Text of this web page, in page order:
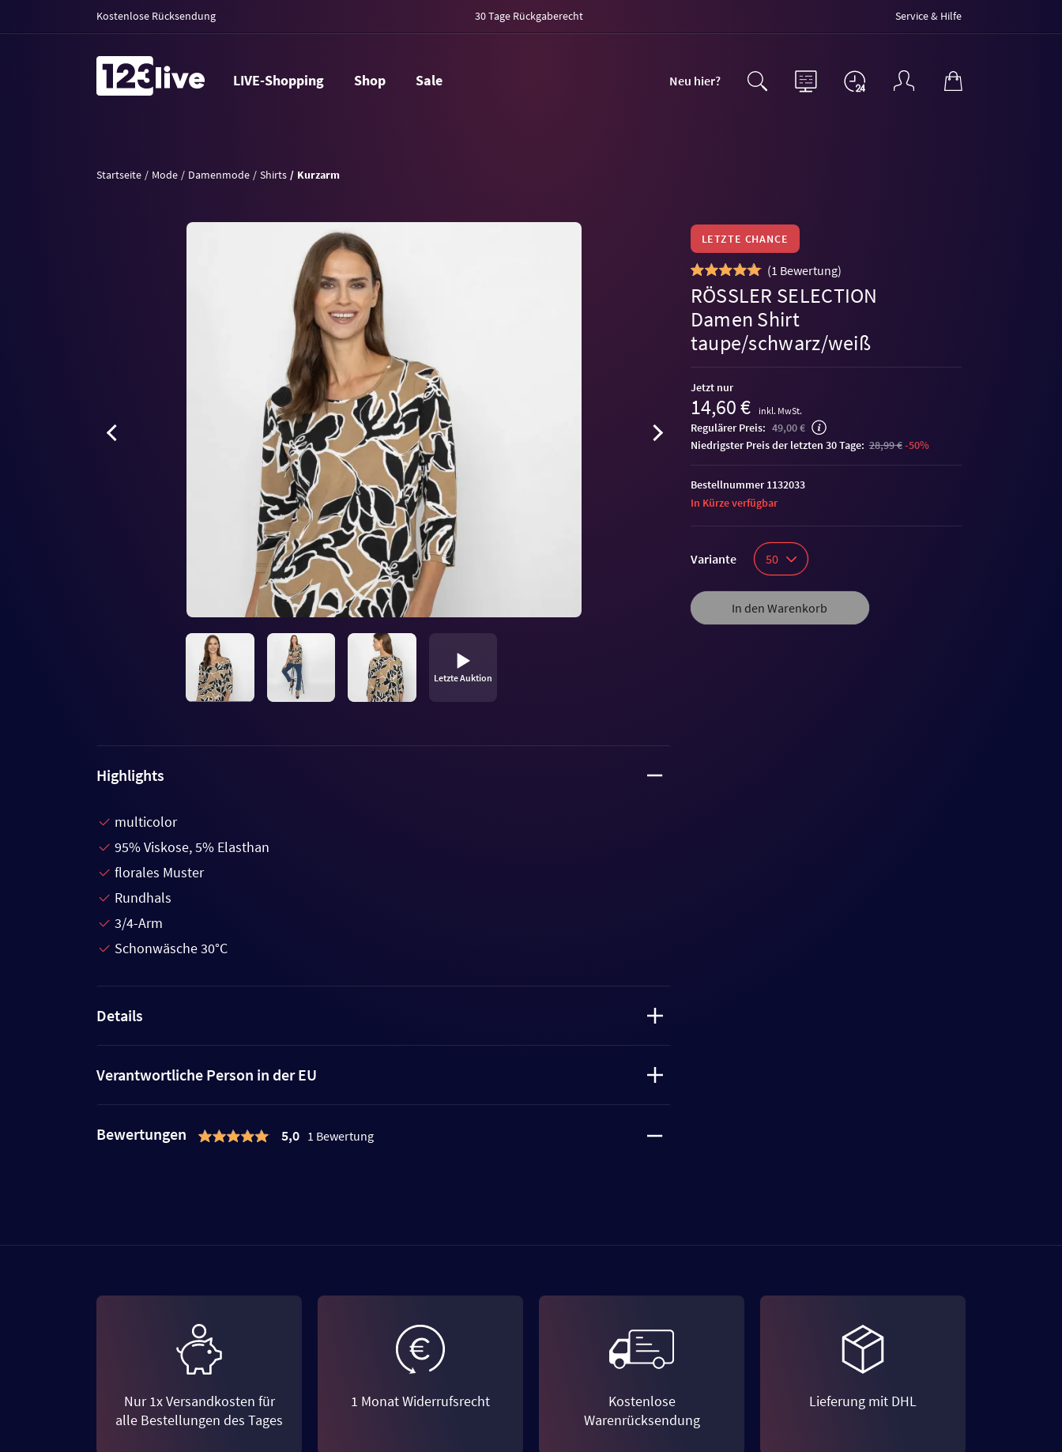
Kostenlose Rücksendung 30 Tage Rückgaberecht Service & Hilfe
LIVE-Shopping Shop Sale Neu hier?
Startseite Mode Damenmode Shirts Kurzarm
Letzte Auktion
LETZTE CHANCE
(1 Bewertung)
RÖSSLER SELECTION
Damen Shirt
taupe/schwarz/weiß
Jetzt nur
14,60 € inkl. MwSt.
Regulärer Preis: 49,00 €
niedrigster Preis der letzten 30 Tage: 28,99 €-50%
Variante 50
In den Warenkorb
Bestellnummer 1132033
In Kürze verfügbar
Highlights
multicolor
95% Viskose, 5% Elasthan
florales Muster
Rundhals
3/4-Arm
Schonwäsche 30°C
Details
Verantwortliche Person in der EU
Bewertungen 5,0 1 Bewertung
Nur 1x Versandkosten für
alle Bestellungen des Tages
1 Monat Widerrufsrecht
Kostenlose
Warenrücksendung
Lieferung mit DHL